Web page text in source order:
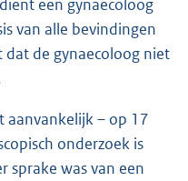
een gynaecoloog
van alle bevindingen
dat de gynaecoloog niet
aanvankelijk – op 17
onderzoek is
sprake was van een